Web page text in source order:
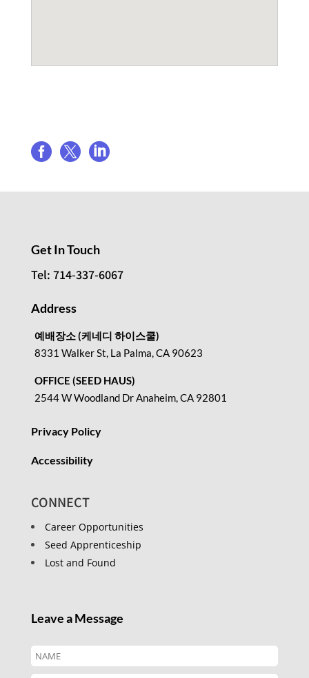
  
Get In Touch
Tel: 714-337-6067
Address
예배장소 (케네디 하이스쿨)
8331 Walker St, La Palma, CA 90623
OFFICE (SEED HAUS)
2544 W Woodland Dr Anaheim, CA 92801
Privacy Policy
Accessibility
CONNECT
Career Opportunities
Seed Apprenticeship
Lost and Found
Leave a Message